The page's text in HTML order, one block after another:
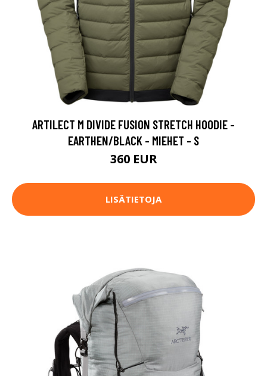
ARTILECT M DIVIDE FUSION STRETCH HOODIE -
EARTHEN/BLACK - MIEHET - S
360 EUR
LISÄTIETOJA